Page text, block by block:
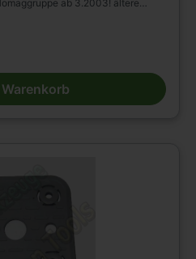
ab 3.2003! ältere